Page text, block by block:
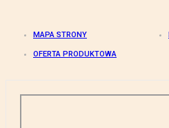
MAPA STRONY
OFERTA PRODUKTOWA